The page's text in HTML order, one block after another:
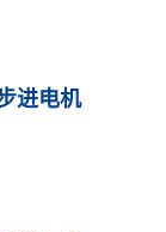
进电机